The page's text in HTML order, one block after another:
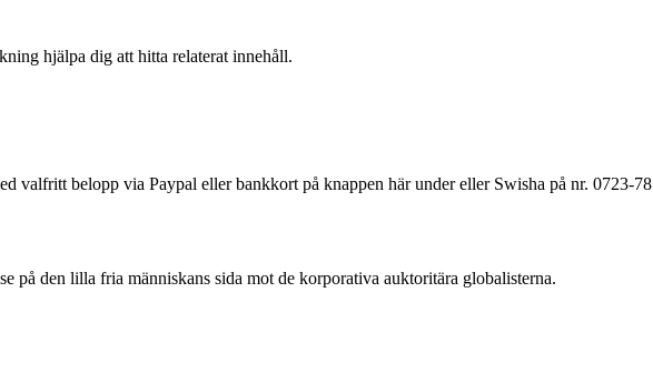
hjälpa dig att hitta relaterat innehåll.
valfritt belopp via Paypal eller bankkort på knappen här under eller Swisha på nr. 0723-
på den lilla fria människans sida mot de korporativa auktoritära globalisterna.